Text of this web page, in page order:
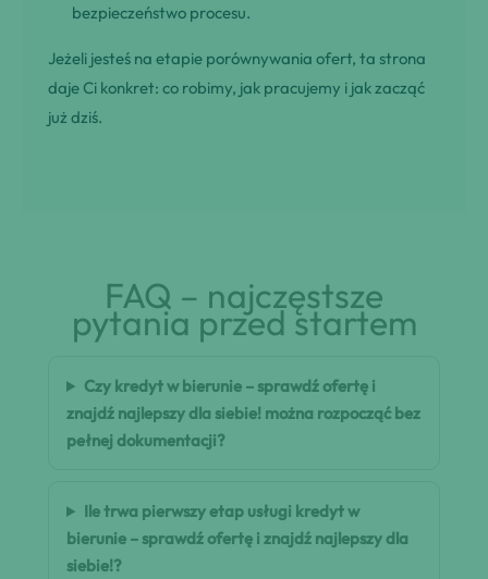
bezpieczeństwo procesu.
Jeżeli jesteś na etapie porównywania ofert, ta strona
daje Ci konkret: co robimy, jak pracujemy i jak zacząć
już dziś.
FAQ – najczęstsze
pytania przed startem
Czy kredyt w bierunie – sprawdź ofertę i
znajdź najlepszy dla siebie! można rozpocząć bez
pełnej dokumentacji?
Ile trwa pierwszy etap usługi kredyt w
bierunie – sprawdź ofertę i znajdź najlepszy dla
siebie!?